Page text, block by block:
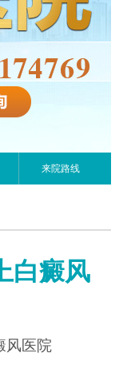
来院路线
白癜风
风医院